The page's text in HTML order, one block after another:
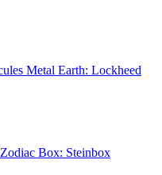
Metal Earth: Lockheed
Zodiac Box: Steinbox